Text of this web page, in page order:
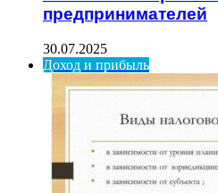
предпринимателей
30.07.2025
Доход и прибыль